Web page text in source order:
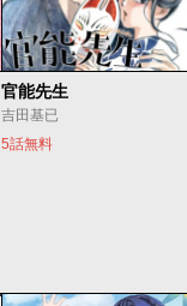
官能先生
吉田基已
5話無料